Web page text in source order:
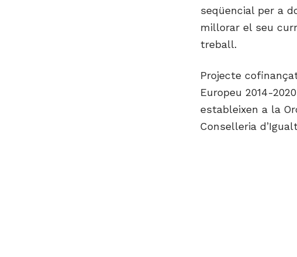
seqüencial per a
millorar el seu
treball.
Projecte
Europeu 2014-
estableixen a la
Conselleria